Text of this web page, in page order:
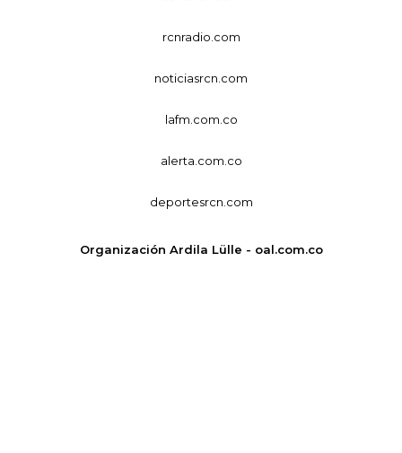
rcnradio.com
noticiasrcn.com
lafm.com.co
alerta.com.co
deportesrcn.com
Organización Ardila Lülle - oal.com.co